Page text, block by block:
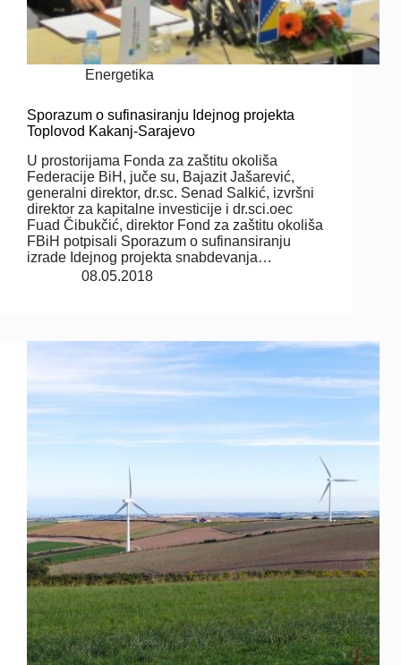
Energetika
Sporazum o sufinasiranju Idejnog projekta
Toplovod Kakanj-Sarajevo
U prostorijama Fonda za zaštitu okoliša
Federacije BiH, juče su, Bajazit Jašarević,
generalni direktor, dr.sc. Senad Salkić, izvršni
direktor za kapitalne investicije i dr.sci.oec
Fuad Čibukčić, direktor Fond za zaštitu okoliša
FBiH potpisali Sporazum o sufinansiranju
izrade Idejnog projekta snabdevanja…
08.05.2018